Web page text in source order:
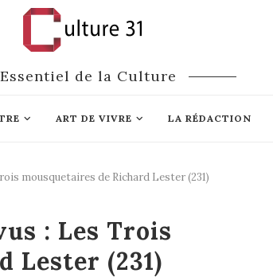
de la Culture
ART DE VIVRE LA RÉDACTION
mousquetaires de Richard Lester (231)
: Les Trois
Lester (231)